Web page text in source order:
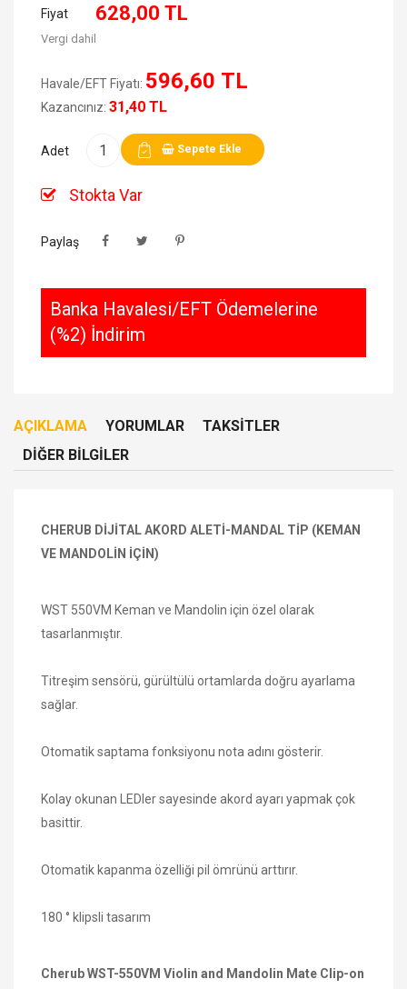
Fiyat 628,00 TL
Vergi dahil
Havale/EFT Fiyatı: 596,60 TL
Kazancınız: 31,40 TL
Adet Sepete Ekle
Stokta Var
Paylaş
Banka Havalesi/EFT Ödemelerine
(%2) İndirim
AÇIKLAMA YORUMLAR
TAKSITLER
DIĞER BILGILER
CHERUB DİJİTAL AKORD ALETİ-MANDAL TİP (KEMAN
VE MANDOLİN İÇİN)
WST 550VM Keman ve Mandolin için özel olarak
tasarlanmıştır.
Titreşim sensörü, gürültülü ortamlarda doğru ayarlama
sağlar.
Otomatik saptama fonksiyonu nota adını gösterir.
Kolay okunan LEDler sayesinde akord ayarı yapmak çok
basittir.
Otomatik kapanma özelliği pil ömrünü arttırır.
180 ° klipsli tasarım
Cherub WST-550VM Violin and Mandolin Mate Clip-on